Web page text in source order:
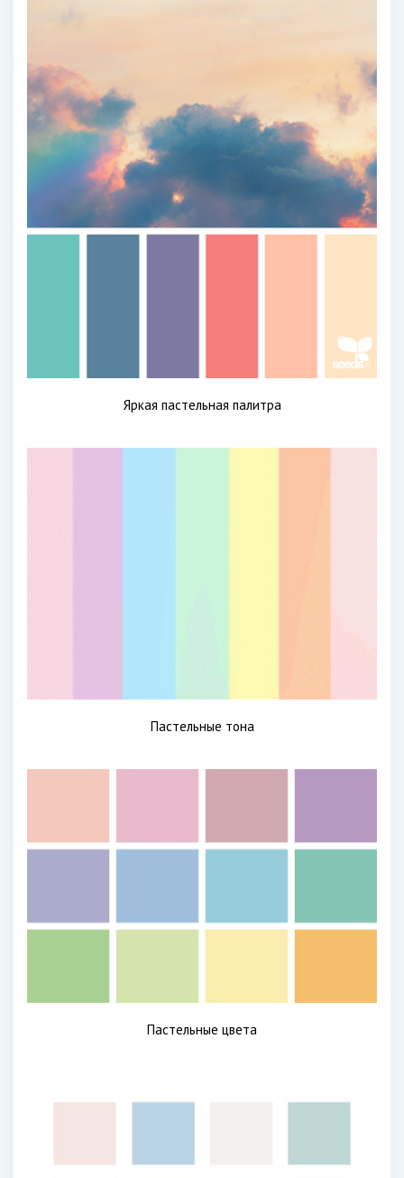
Яркая пастельная палитра
Пастельные тона
Пастельные цвета